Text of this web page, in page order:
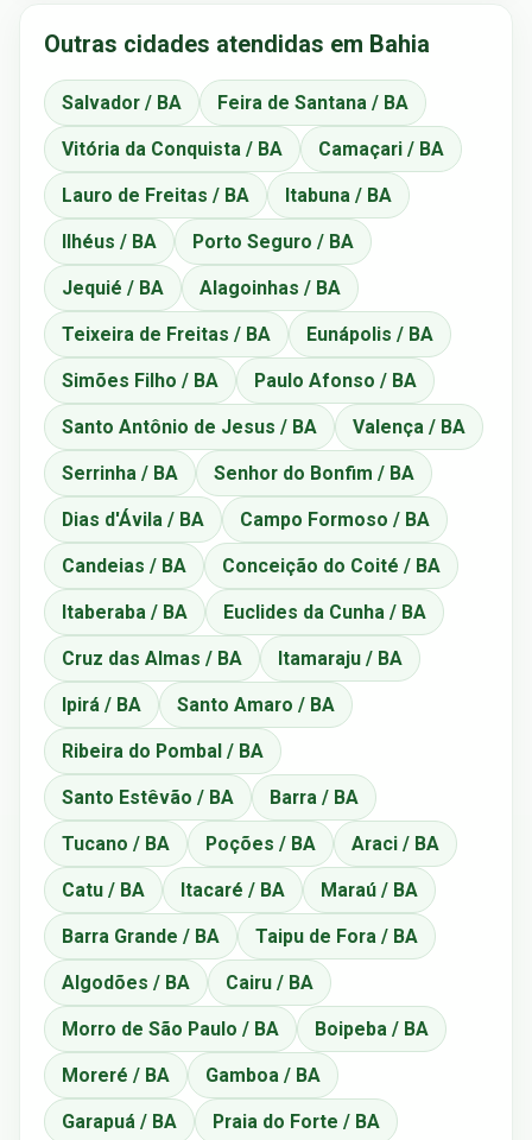
Outras cidades atendidas em Bahia
Salvador / BA Feira de Santana / BA
Vitória da Conquista / BA Camaçari / BA
Lauro de Freitas / BA Itabuna / BA
Ilhéus / BA Porto Seguro / BA
Jequié / BA Alagoinhas / BA
Teixeira de Freitas / BA Eunápolis / BA
Simões Filho / BA Paulo Afonso / BA
Santo Antônio de Jesus / BA Valença / BA
Serrinha / BA Senhor do Bonfim / BA
Dias d'Ávila / BA Campo Formoso / BA
Candeias / BA Conceição do Coité / BA
Itaberaba / BA Euclides da Cunha / BA
Cruz das Almas / BA Itamaraju / BA
Ipirá / BA Santo Amaro / BA
Ribeira do Pombal / BA
Santo Estêvão / BA Barra / BA
Tucano / BA Poções / BA Araci / BA
Catu / BA Itacaré / BA Maraú / BA
Barra Grande / BA Taipu de Fora / BA
Algodões / BA Cairu / BA
Morro de São Paulo / BA Boipeba / BA
Moreré / BA Gamboa / BA
Garapuá / BA Praia do Forte / BA